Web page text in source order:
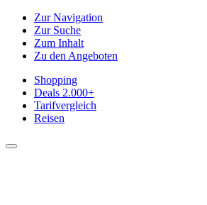
Zur Navigation
Zur Suche
Zum Inhalt
Zu den Angeboten
Shopping
Deals 2.000+
Tarifvergleich
Reisen